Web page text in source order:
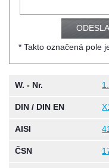
* Takto označená pole
W. - Nr.
DIN / DIN EN
AISI
ČSN